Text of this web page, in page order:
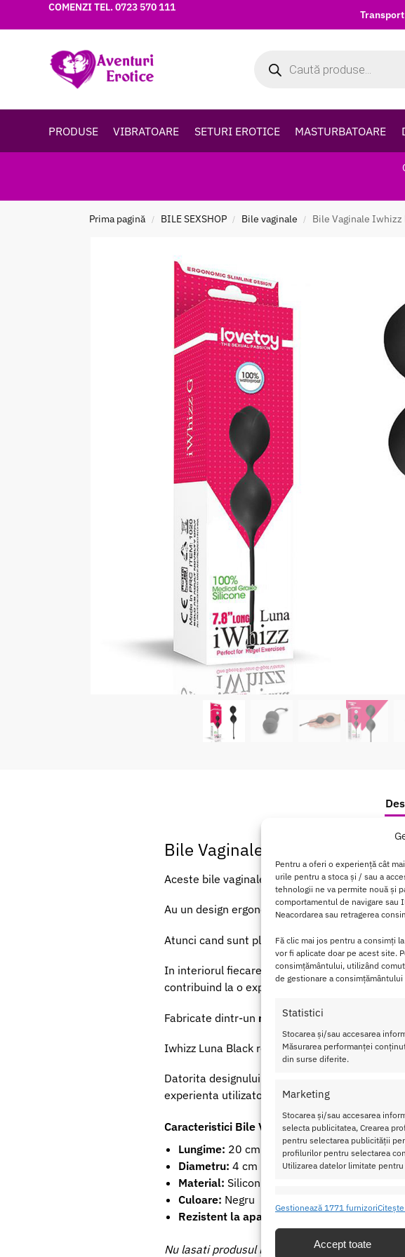
Pentru a oferi o experiență cât
urile pentru a stoca și / sau a
tehnologii ne va permite nouă și
comportamentul de navigare sau
Neacordarea sau retragerea
Fă clic mai jos pentru a consimți
vor fi aplicate doar pe acest site.
consimțământului, utilizând
de gestionare a
Statistici
Stocarea și/sau accesarea
Măsurarea performanței
din surse diferite.
Marketing
Stocarea și/sau accesarea
selecta publicitatea, Crearea
pentru selectarea publicității
profilurilor pentru selectarea
Utilizarea datelor limitate
dispozitive, Identificarea
Gestionează 1771 furnizori
Accept toate
COMENZI TEL.0723 570 111
PRODUSE VIBRATOARE SETURI EROTICE MASTURBATOARE
Prima pagină / BILE SEXSHOP / Bile vaginale / Bile Vaginale Iwhizz
Bile Vaginale Iwhizz Luna Black
Aceste bile vaginale au fost special
Au un design ergonomicce faciliteaza insertia
Atunci cand sunt plasate, acestea ofera
In interiorul fiecarei bile vaginale se gasesc
contribuind la o experienta mai intensa si
Fabricate dintr-un material premium
Iwhizz Luna Black reprezintao optiune
Datorita designului ergonomic si materialelor
experienta utilizatorilor.
Caracteristici Bile Vaginale Iwhizz Luna Black
Lungime: 20 cm
Diametru: 4 cm
Material: Silicon
Culoare: Negru
Rezistent la apa
Nu lasati produsul la indemana copiilor.